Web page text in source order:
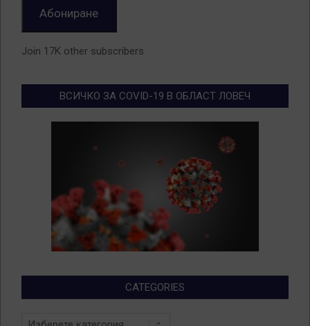
Абониране
Join 17K other subscribers
ВСИЧКО ЗА COVID-19 В ОБЛАСТ ЛОВЕЧ
CATEGORIES
Categories